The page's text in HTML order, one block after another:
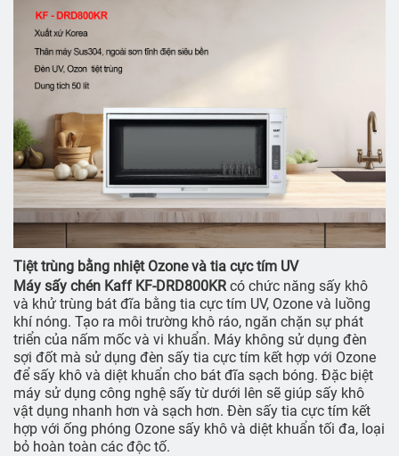
Tiệt trùng bằng nhiệt Ozone và tia cực tím UV
Máy sấy chén Kaff KF-DRD800KRcó chức năng sấy khô
và khử trùng bát đĩa bằng tia cực tím UV, Ozone và luồng
khí nóng. Tạo ra môi trường khô ráo, ngăn chặn sự phát
triển của nấm mốc và vi khuẩn. Máy không sử dụng đèn
sợi đốt mà sử dụng đèn sấy tia cực tím kết hợp với Ozone
để sấy khô và diệt khuẩn cho bát đĩa sạch bóng. Đặc biệt
máy sử dụng công nghệ sấy từ dưới lên sẽ giúp sấy khô
vật dụng nhanh hơn và sạch hơn. Đèn sấy tia cực tím kết
hợp với ống phóng Ozone sấy khô và diệt khuẩn tối đa, loại
bỏ hoàn toàn các độc tố.